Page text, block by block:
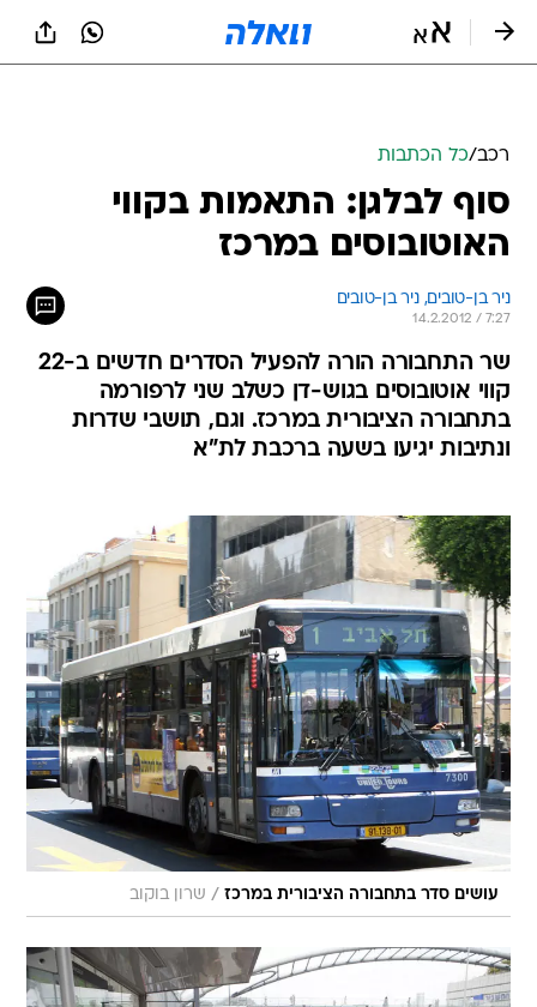
רכב/כל הכתבות
סוף לבלגן: התאמות בקווי
האוטובוסים במרכז
ניר בן-טובים, ניר בן-טובים
14.2.2012 / 7:27
שר התחבורה הורה להפעיל הסדרים חדשים ב-22
קווי אוטובוסים בגוש-דן כשלב שני לרפורמה
בתחבורה הציבורית במרכז. וגם, תושבי שדרות
ונתיבות יגיעו בשעה ברכבת לת"א
עושים סדר בתחבורה הציבורית במרכז / שרון בוקוב